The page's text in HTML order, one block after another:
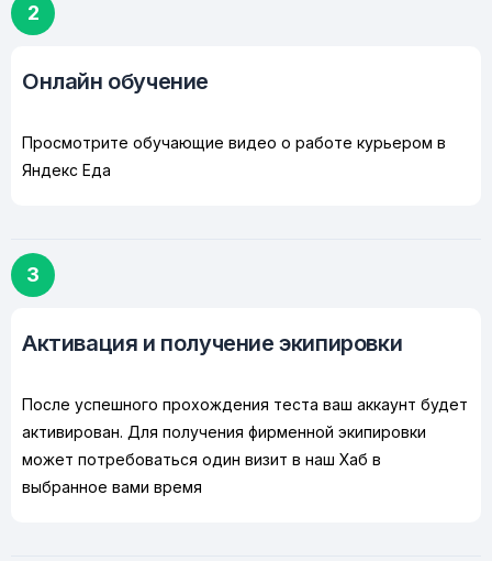
2
Онлайн обучение
Просмотрите обучающие видео о работе курьером в
Яндекс Еда
3
Активация и получение экипировки
После успешного прохождения теста ваш аккаунт будет
активирован. Для получения фирменной экипировки
может потребоваться один визит в наш Хаб в
выбранное вами время